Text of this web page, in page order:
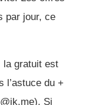
par jour, ce
la gratuit est
l’astuce du +
Si